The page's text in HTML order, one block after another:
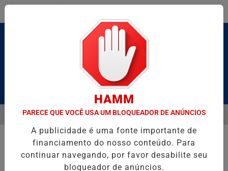
Pesquisar Notícia
HOMENAGEIA UZIEL BUENO NO TERRAÇO MINEIRO D' GUST
EM ALTA
MENU
HAMM
PARECE QUE VOCÊ USA UM BLOQUEADOR DE ANÚNCIOS
A publicidade é uma fonte importante de
financiamento do nosso conteúdo. Para
continuar navegando, por favor desabilite seu
bloqueador de anúncios.